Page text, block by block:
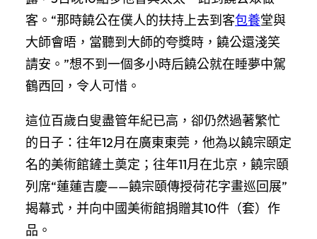
客。“那時饒公在僕人的扶持上去到客包養堂與
大師會晤，當聽到大師的夸獎時，饒公還淺笑
請安。”想不到一個多小時后饒公就在睡夢中駕
鶴西回，令人可惜。
這位百歲白叟盡管年紀已高，卻仍然過著繁忙
的日子：往年12月在廣東東莞，他為以饒宗頤定
名的美術館鏟土奠定；往年11月在北京，饒宗頤
列席“蓮蓮吉慶——饒宗頤傳授荷花字畫巡回展”
揭幕式，并向中國美術館捐贈其10件（套）作
品。